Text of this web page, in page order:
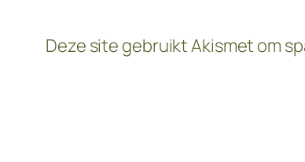
Deze site gebruikt Akismet om